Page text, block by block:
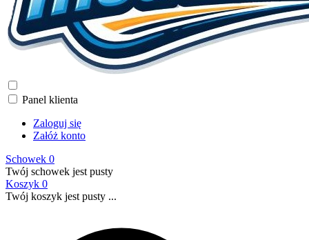
Panel klienta
Zaloguj się
Załóż konto
Schowek 0
Twój schowek jest pusty
Koszyk 0
Twój koszyk jest pusty ...